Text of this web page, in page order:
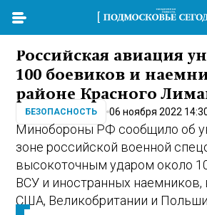
Российская авиация
100 боевиков и
районе Красного
БЕЗОПАСНОСТЬ 06 ноября 2022
Минобороны РФ сообщило об
зоне российской военной
высокоточным ударом около
ВСУ и иностранных наемников,
США, Великобритании и Польши.